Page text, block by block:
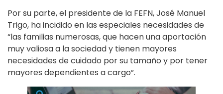
Por su parte, el presidente de la FEFN, José Manuel
Trigo, ha incidido en las especiales necesidades de
“las familias numerosas, que hacen una aportación
muy valiosa a la sociedad y tienen mayores
necesidades de cuidado por su tamaño y por tener
mayores dependientes a cargo”.